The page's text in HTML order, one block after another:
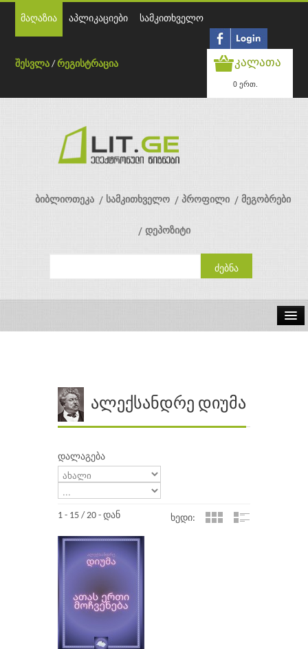
მაღაზია აპლიკაციები სამკითხველო
შესვლა /რეგისტრაცია კალათა
0 ერთ.
ბიბლიოთეკა სამკითხველო პროფილი მეგობრები
დეპოზიტი
ავტორები
გამომცემლობები
ალექსანდრე დიუმა
დალაგება
1 - 15 / 20 - დან ხედი: